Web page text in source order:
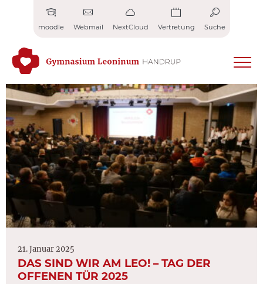
moodle Webmail NextCloud Vertretung Suche
21. Januar 2025
DAS SIND WIR AM LEO! – TAG DER
OFFENEN TÜR 2025